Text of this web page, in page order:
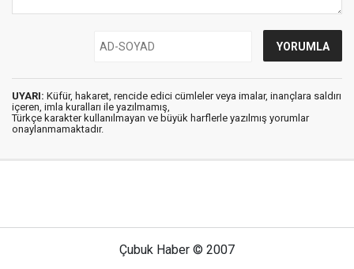
UYARI: Küfür, hakaret, rencide edici cümleler veya imalar, inançlara saldırı
içeren, imla kuralları ile yazılmamış,
Türkçe karakter kullanılmayan ve büyük harflerle yazılmış yorumlar
onaylanmamaktadır.
Çubuk Haber © 2007